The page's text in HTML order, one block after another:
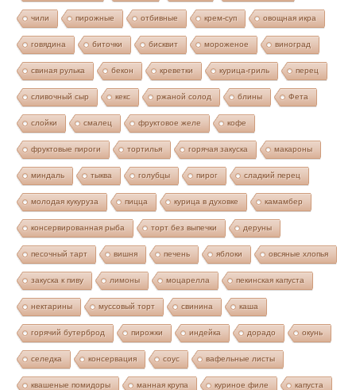
чили пирожные отбивные крем-суп овощная икра
говядина биточки бисквит мороженое виноград
свиная рулька бекон креветки курица-гриль перец
сливочный сыр кекс ржаной солод блины Фета
слойки смалец фруктовое желе кофе
фруктовые пироги тортилья горячая закуска макароны
миндаль тыква голубцы пирог сладкий перец
молодая кукуруза пицца курица в духовке камамбер
консервированная рыба торт без выпечки деруны
песочный тарт вишня печень яблоки овсяные хлопья
закуска к пиву лимоны моцарелла пекинская капуста
нектарины муссовый торт свинина каша
горячий бутерброд пирожки индейка дорадо окунь
селедка консервация соус вафельные листы
квашеные помидоры манная крупа куриное филе капуста